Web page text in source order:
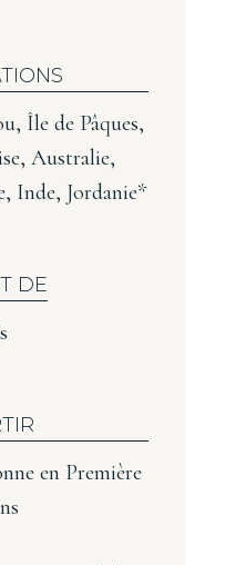
Île de Pâques,
Australie,
Inde, Jordanie*
DE
en Première